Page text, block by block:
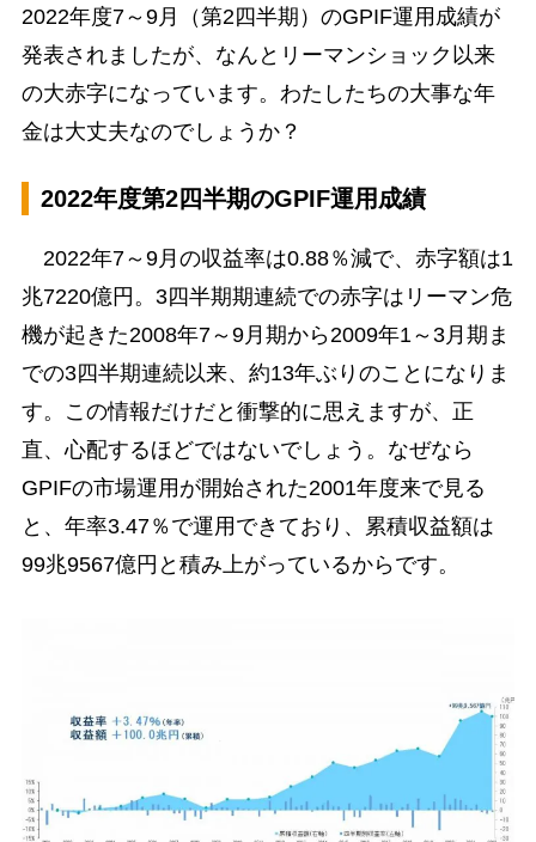
2022年度7～9月（第2四半期）のGPIF運用成績が
発表されましたが、なんとリーマンショック以来
の大赤字になっています。わたしたちの大事な年
金は大丈夫なのでしょうか？
2022年度第2四半期のGPIF運用成績
2022年7～9月の収益率は0.88％減で、赤字額は1
兆7220億円。3四半期期連続での赤字はリーマン危
機が起きた2008年7～9月期から2009年1～3月期ま
での3四半期連続以来、約13年ぶりのことになりま
す。この情報だけだと衝撃的に思えますが、正
直、心配するほどではないでしょう。なぜなら
GPIFの市場運用が開始された2001年度来で見る
と、年率3.47％で運用できており、累積収益額は
99兆9567億円と積み上がっているからです。